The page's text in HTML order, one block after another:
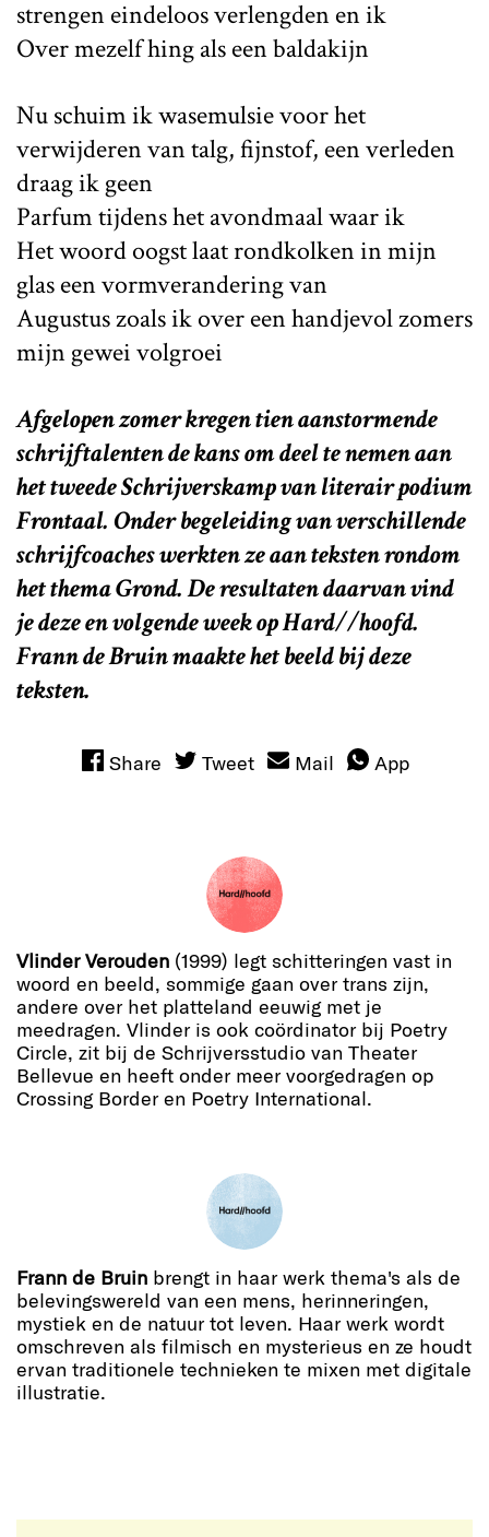
strengen eindeloos verlengden en ik
Over mezelf hing als een baldakijn
Nu schuim ik wasemulsie voor het
verwijderen van talg, fijnstof, een verleden
draag ik geen
Parfum tijdens het avondmaal waar ik
Het woord oogst laat rondkolken in mijn
glas een vormverandering van
Augustus zoals ik over een handjevol zomers
mijn gewei volgroei
Afgelopen zomer kregen tien aanstormende
schrijftalenten de kans om deel te nemen aan
het tweede Schrijverskamp van literair podium
Frontaal. Onder begeleiding van verschillende
schrijfcoaches werkten ze aan teksten rondom
het thema Grond. De resultaten daarvan vind
je deze en volgende week op Hard//hoofd.
Frann de Bruin maakte het beeld bij deze
teksten.
Share Tweet Mail App
Vlinder Verouden (1999) legt schitteringen vast in
woord en beeld, sommige gaan over trans zijn,
andere over het platteland eeuwig met je
meedragen. Vlinder is ook coördinator bij Poetry
Circle, zit bij de Schrijversstudio van Theater
Bellevue en heeft onder meer voorgedragen op
Crossing Border en Poetry International.
Frann de Bruin brengt in haar werk thema's als de
belevingswereld van een mens, herinneringen,
mystiek en de natuur tot leven. Haar werk wordt
omschreven als filmisch en mysterieus en ze houdt
ervan traditionele technieken te mixen met digitale
illustratie.